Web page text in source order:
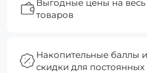
Выгодные цены на весь
товаров
Накопительные баллы
скидки для постоянных